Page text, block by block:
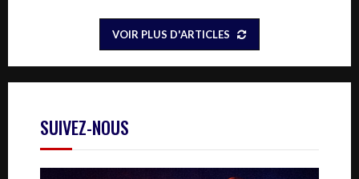
VOIR PLUS D'ARTICLES
SUIVEZ-NOUS